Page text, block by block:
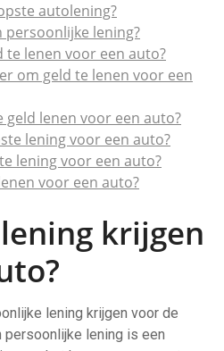
autolening?
persoonlijke lening?
te lenen voor een auto?
om geld te lenen voor een
geld lenen voor een auto?
lening voor een auto?
lening voor een auto?
voor een auto?
krijgen
lening krijgen voor de
persoonlijke lening is een